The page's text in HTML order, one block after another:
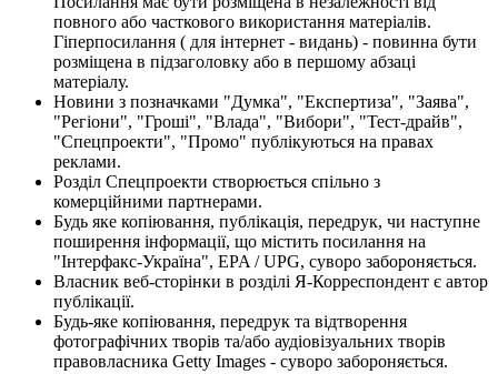
повного або часткового використання матеріалів.
Гіперпосилання ( для інтернет - видань) - повинна бути
розміщена в підзаголовку або в першому абзаці
матеріалу.
Новини з позначками "Думка", "Експертиза", "Заява",
"Регіони", "Гроші", "Влада", "Вибори", "Тест-драйв",
"Спецпроекти", "Промо" публікуються на правах
реклами.
Розділ Спецпроекти створюється спільно з
комерційними партнерами.
Будь яке копіювання, публікація, передрук, чи наступне
поширення інформації, що містить посилання на
"Інтерфакс-Україна", EPA / UPG, суворо забороняється.
Власник веб-сторінки в розділі Я-Корреспондент є автор
публікації.
Будь-яке копіювання, передрук та відтворення
фотографічних творів та/або аудіовізуальних творів
правовласника Getty Images - суворо забороняється.